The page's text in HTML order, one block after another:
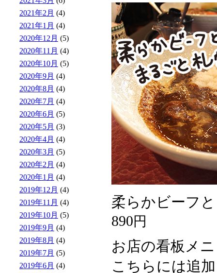
柔らかビーフ
890円
お店の看板メ
こちらには追
2021年2月 (4)
2021年1月 (4)
2020年12月 (5)
2020年11月 (4)
2020年10月 (5)
2020年9月 (4)
2020年8月 (4)
2020年7月 (4)
2020年6月 (5)
2020年5月 (3)
2020年4月 (4)
2020年3月 (5)
2020年2月 (4)
2020年1月 (4)
2019年12月 (4)
2019年11月 (4)
2019年10月 (5)
2019年9月 (4)
2019年8月 (4)
2019年7月 (5)
2019年6月 (4)